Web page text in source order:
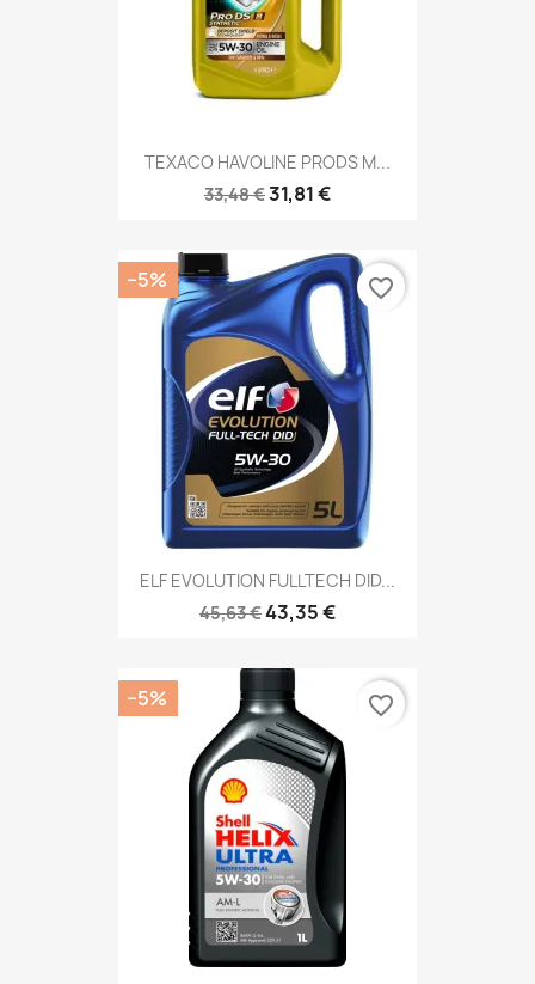
TEXACO HAVOLINE PRODS M...
33,48 €31,81 €
ELF EVOLUTION FULLTECH DID...
45,63 €43,35 €
−5% favorite_border
−5% favorite_border